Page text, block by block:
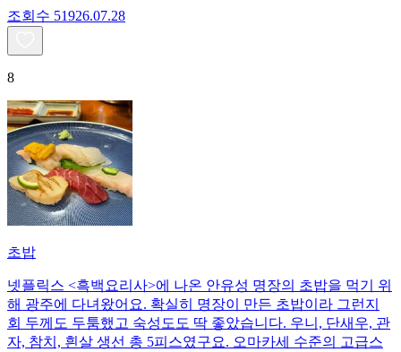
조회수 51926.07.28
8
초밥
넷플릭스 <흑백요리사>에 나온 안유성 명장의 초밥을 먹기 위
해 광주에 다녀왔어요. 확실히 명장이 만든 초밥이라 그런지
회 두께도 두툼했고 숙성도도 딱 좋았습니다. 우니, 단새우, 관
자, 참치, 흰살 생선 총 5피스였구요. 오마카세 수준의 고급스